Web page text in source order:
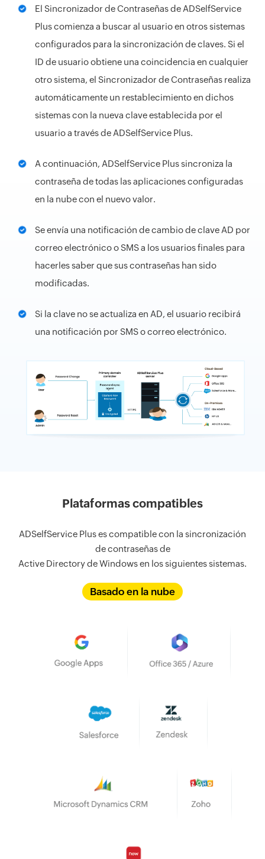
El Sincronizador de Contraseñas de ADSelfService
Plus comienza a buscar al usuario en otros sistemas
configurados para la sincronización de claves. Si el
ID de usuario obtiene una coincidencia en cualquier
otro sistema, el Sincronizador de Contraseñas realiza
automáticamente un restablecimiento en dichos
sistemas con la nueva clave establecida por el
usuario a través de ADSelfService Plus.
A continuación, ADSelfService Plus sincroniza la
contraseña de todas las aplicaciones configuradas
en la nube con el nuevo valor.
Se envía una notificación de cambio de clave AD por
correo electrónico o SMS a los usuarios finales para
hacerles saber que sus contraseñas han sido
modificadas.
Si la clave no se actualiza en AD, el usuario recibirá
una notificación por SMS o correo electrónico.
Plataformas compatibles
ADSelfService Plus es compatible con la sincronización
de contraseñas de
Active Directory de Windows en los siguientes sistemas.
Basado en la nube
Google Apps Office 365/Azure
Salesforce Zendesk
Microsoft Dynamics CRM Zoho
ServiceNow